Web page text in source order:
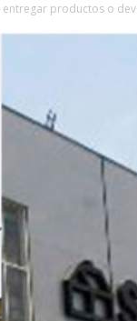
entregar productos o